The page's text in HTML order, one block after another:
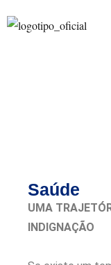
Saúde
UMA
INDIGNAÇÃO